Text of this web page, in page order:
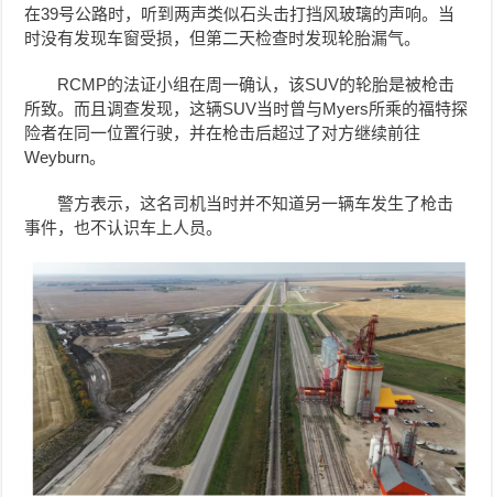
在39号公路时，听到两声类似石头击打挡风玻璃的声响。当
时没有发现车窗受损，但第二天检查时发现轮胎漏气。
RCMP的法证小组在周一确认，该SUV的轮胎是被枪击
所致。而且调查发现，这辆SUV当时曾与Myers所乘的福特探
险者在同一位置行驶，并在枪击后超过了对方继续前往
Weyburn。
警方表示，这名司机当时并不知道另一辆车发生了枪击
事件，也不认识车上人员。